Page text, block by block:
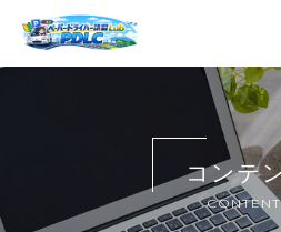
ホーム
当スクールに
キャンペ
料金表・コ
コンテ